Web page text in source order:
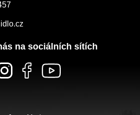
na sociálních sítích